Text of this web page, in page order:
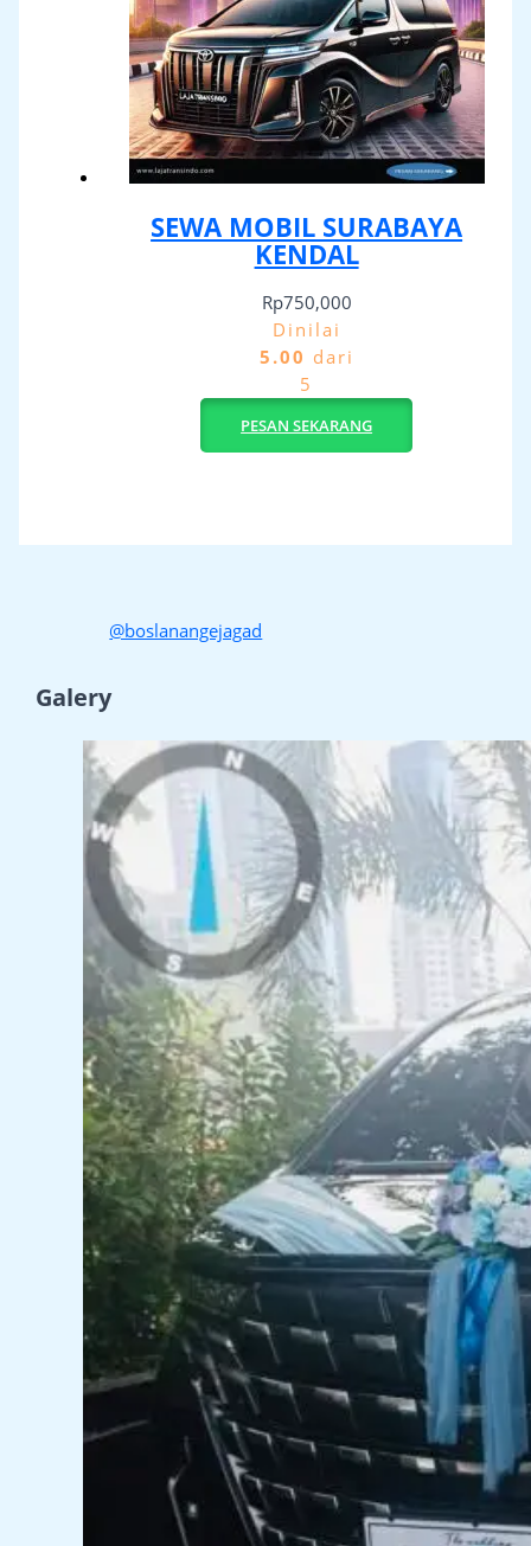
SEWA MOBIL SURABAYA
KENDAL
Rp750,000
Dinilai
5.00 dari
5
PESAN SEKARANG
@boslanangejagad
Galery